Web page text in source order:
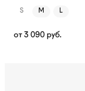
S M L
от 3 090 руб.